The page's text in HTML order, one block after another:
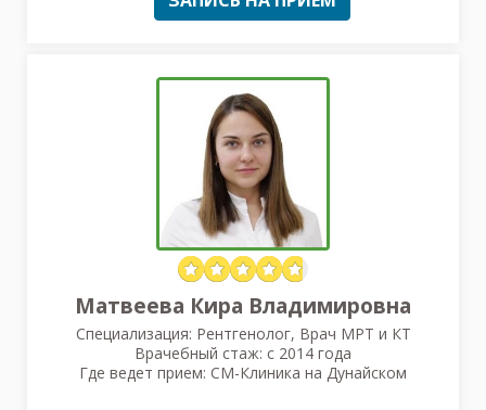
Матвеева Кира Владимировна
Специализация: Рентгенолог, Врач МРТ и КТ
Врачебный стаж: с 2014 года
Где ведет прием: СМ-Клиника на Дунайском